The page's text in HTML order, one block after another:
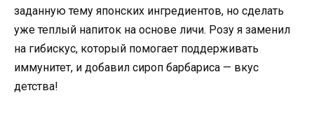
заданную тему японских ингредиентов, но сделать
уже теплый напиток на основе личи. Розу я заменил
на гибискус, который помогает поддерживать
иммунитет, и добавил сироп барбариса — вкус
детства!